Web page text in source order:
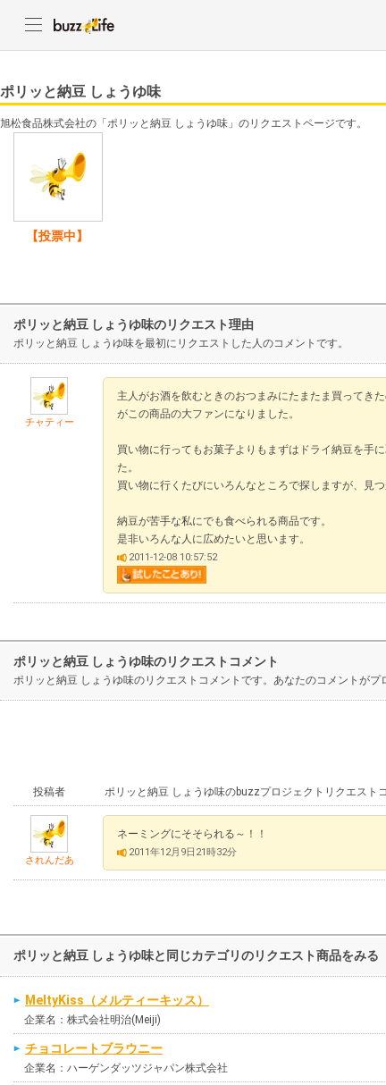
ポリッと納豆 しょうゆ味
旭松食品株式会社の「ポリッと納豆 しょうゆ味」のリクエストページです。
【投票中】
ポリッと納豆 しょうゆ味のリクエスト理由
ポリッと納豆 しょうゆ味を最初にリクエストした人のコメントです。
チャティー
主人がお酒を飲むときのおつまみにたまたま買ってき
がこの商品の大ファンになりました。
買い物に行ってもお菓子よりもまずはドライ納豆を手
た。
買い物に行くたびにいろんなところで探しますが、見つ
納豆が苦手な私にでも食べられる商品です。
是非いろんな人に広めたいと思います。
2011-12-08 10:57:52
ポリッと納豆 しょうゆ味のリクエストコメント
ポリッと納豆 しょうゆ味のリクエストコメントです。あなたのコメントが
投稿者 ポリッと納豆 しょうゆ味のbuzzプロジェクトリクエスト
されんだあ
ネーミングにそそられる～！！
2011年12月9日21時32分
ポリッと納豆 しょうゆ味と同じカテゴリのリクエスト商品をみる
MeltyKiss（メルティーキッス）
企業名：株式会社明治(Meiji)
チョコレートブラウニー
企業名：ハーゲンダッツジャパン株式会社